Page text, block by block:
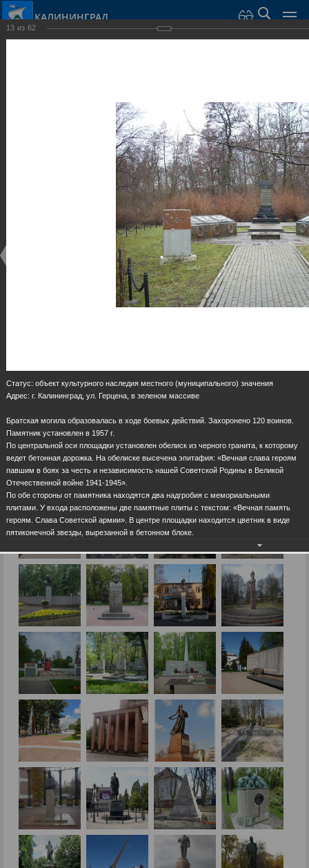
КАЛИНИНГРАД
Скульптуры и мемориалы
13 из 62
Статус: объект культурного наследия местного (муниципального) значения
Адрес: г. Калининград, ул. Герцена, в зеленом массиве
Братская могила образовалась в ходе боевых действий. Захоронено 120 воинов.
Памятник установлен в 1957 г.
По центральной оси площадки установлен обелиск из черного гранита, к которому
ведет бетонная дорожка. На обелиске высечена эпитафия: «Вечная слава героям
павшим в боях за честь и независимость нашей Советской Родины в Великой
Отечественной войне 1941-1945».
По обе стороны от памятника находятся два надгробия с мемориальными
плитами. У входа расположены две памятные плиты с текстом: «Вечная память
героям. Слава Советской армии». В центре площадки находится цветник в виде
пятиконечной звезды, вырезанной в бетонном блоке.